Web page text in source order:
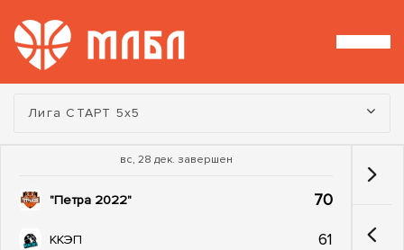
Турнир:
Лига СТАРТ 5х5
вс, 28 дек. завершен
"Петра 2022" 70
ККЭП 61